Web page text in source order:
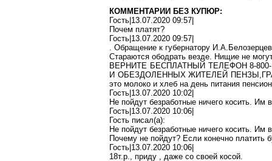
КОММЕНТАРИИ БЕЗ КУПЮР:
Гость|13.07.2020 09:57|
Почем платят?
Гость|13.07.2020 09:57|
. Обращение к губернатору
Стараются ободрать везде. Нищие не
ВЕРНИТЕ БЕСПЛАТНЫЙ ТЕЛЕФОН 8-
И ОБЕЗДОЛЕННЫХ ЖИТЕЛЕЙ
это молоко и хлеб на день питания
Гость|13.07.2020 10:02|
Не пойдут безработные ничего косить. Им
Гость|13.07.2020 10:06|
Гость писал(a):
Не пойдут безработные ничего косить. Им
Почему не пойдут? Если конечно платить
Гость|13.07.2020 10:06|
18т.р., приду , даже со своей косой.